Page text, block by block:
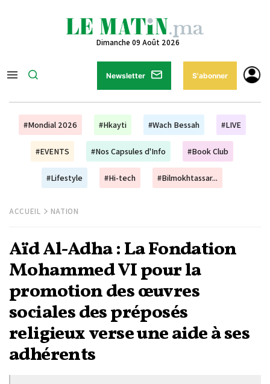
Dimanche 09 Août 2026
Newsletter S'abonner
#Mondial 2026 #Hkayti #Wach Bessah #LIVE
#EVENTS #Nos Capsules d'Info #Book Club
#Lifestyle #Hi-tech #Bilmokhtassar...
ACCUEIL NATION
Aïd Al-Adha : La Fondation
Mohammed VI pour la
promotion des œuvres
sociales des préposés
religieux verse une aide à ses
adhérents